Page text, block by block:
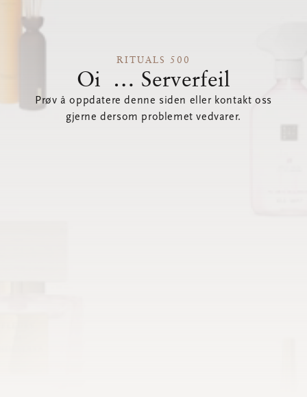
RITUALS 500
Oi … Serverfeil
Prøv å oppdatere denne siden eller kontakt oss
gjerne dersom problemet vedvarer.